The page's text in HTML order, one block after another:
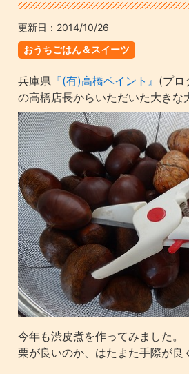
更新日： 2014/10/26
おうちごはん＆スイーツ
兵庫県 『(有)高橋ペイント』 (プロ
の高橋店長からいただいた大きな
今年も渋皮煮を作ってみました。
栗が良いのか、はたまた手際が良